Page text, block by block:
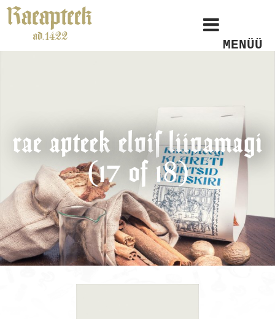
MENÜÜ
rae apteek elvis liivamagi
(17 of 18)